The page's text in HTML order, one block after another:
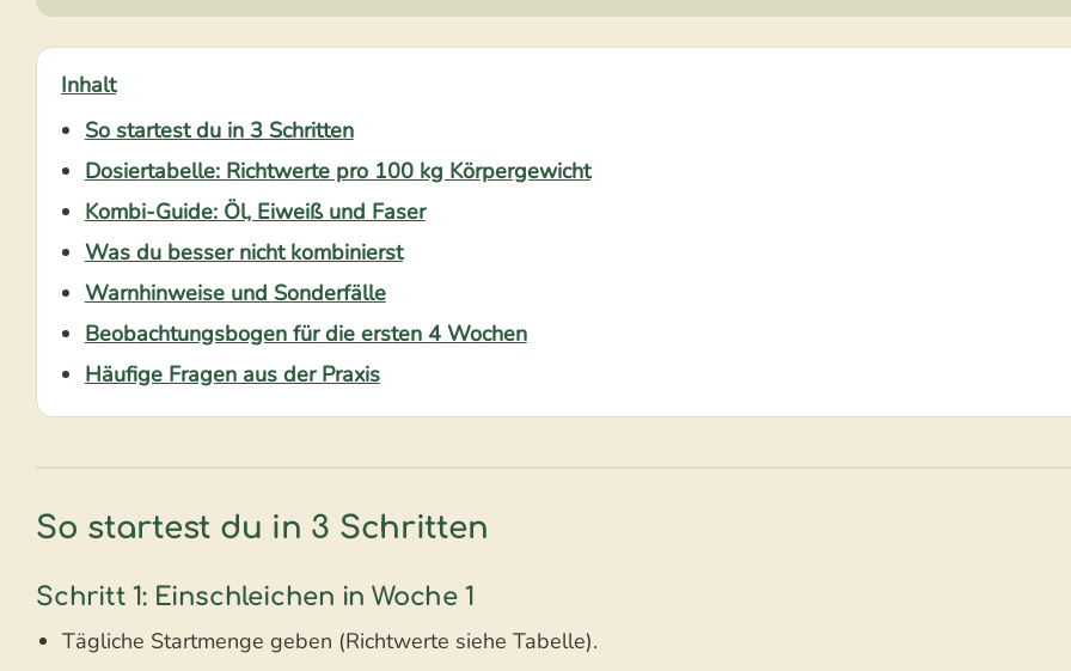
Inhalt
So startest du in 3 Schritten
Dosiertabelle: Richtwerte pro 100 kg Körpergewicht
Kombi-Guide: Öl, Eiweiß und Faser
Was du besser nicht kombinierst
Warnhinweise und Sonderfälle
Beobachtungsbogen für die ersten 4 Wochen
Häufige Fragen aus der Praxis
So startest du in 3 Schritten
Schritt 1: Einschleichen in Woche 1
Tägliche Startmenge geben (Richtwerte siehe Tabelle).